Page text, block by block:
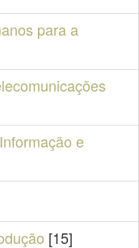
para a
e
[15]